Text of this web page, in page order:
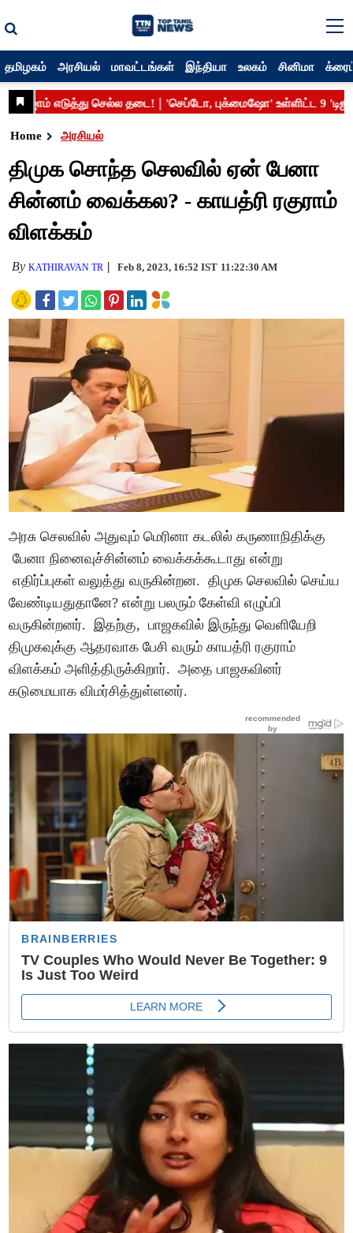
தமிழகம் அரசியல் மாவட்டங்கள் இந்தியா உலகம் சினிமா
Home அரசியல்
திமுக சொந்த செலவில் ஏன் பேனா
சின்னம் வைக்கல? - காயத்ரி ரகுராம்
விளக்கம்
ByKATHIRAVAN TR Feb 8, 2023, 16:52 IST 11:22:30 AM
அரசு செலவில் அதுவும் மெரினா கடலில் கருணாநிதிக்கு
பேனா நினைவுச்சின்னம் வைக்கக்கூடாது என்று
எதிர்ப்புகள் வலுத்து வருகின்றன. திமுக செலவில் செய்ய
வேண்டியதுதானே? என்று பலரும் கேள்வி எழுப்பி
வருகின்றனர். இதற்கு, பாஜகவில் இருந்து வெளியேறி
திமுகவுக்கு ஆதரவாக பேசி வரும் காயத்ரி ரகுராம்
விளக்கம் அளித்திருக்கிறார். அதை பாஜகவினர்
கடுமையாக விமர்சித்துள்ளனர்.